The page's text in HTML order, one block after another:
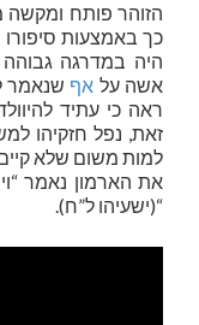
הזוהר פותח ומקשה
כך באמצעות
היה במדרגה
אשה על אף שנאמר
ראה כי עתיד
זאת, נפל חזקיהו
למות משום שלא
את הארמון נאמר
“(ישעיהו ל”ח).